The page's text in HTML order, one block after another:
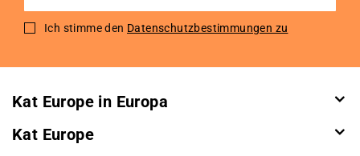
for
Ich stimme den Datenschutzbestimmungen zu
Kat Europe in Europa
Kat Europe